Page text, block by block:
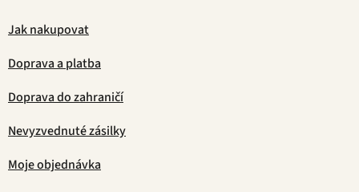
Jak nakupovat
Doprava a platba
Doprava do zahraničí
Nevyzvednuté zásilky
Moje objednávka